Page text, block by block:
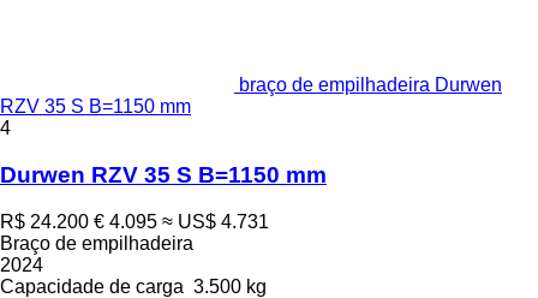
braço de empilhadeira Durwen
RZV 35 S B=1150 mm
4
Durwen RZV 35 S B=1150 mm
R$ 24.200 € 4.095 ≈ US$ 4.731
Braço de empilhadeira
2024
Capacidade de carga 3.500 kg